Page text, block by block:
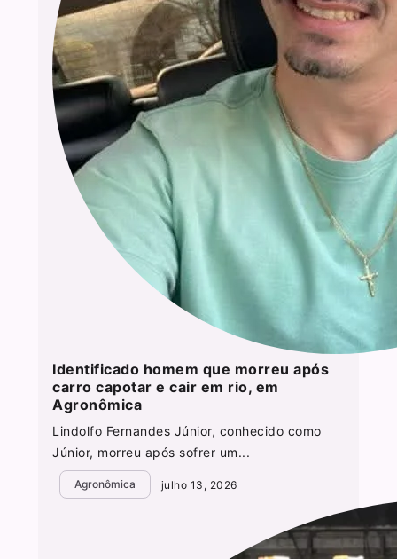
Identificado homem que morreu após
carro capotar e cair em rio, em
Agronômica
Lindolfo Fernandes Júnior, conhecido como
Júnior, morreu após sofrer um...
Agronômica julho 13, 2026